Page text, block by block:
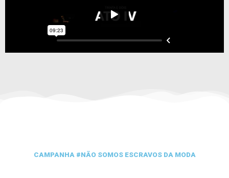
CAMPANHA #NÃO SOMOS ESCRAVOS DA MODA